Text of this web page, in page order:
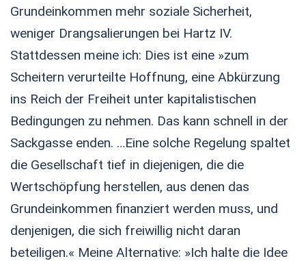
Grundeinkommen mehr soziale Sicherheit,
weniger Drangsalierungen bei Hartz IV.
Stattdessen meine ich: Dies ist eine »zum
Scheitern verurteilte Hoffnung, eine Abkürzung
ins Reich der Freiheit unter kapitalistischen
Bedingungen zu nehmen. Das kann schnell in der
Sackgasse enden. …Eine solche Regelung spaltet
die Gesellschaft tief in diejenigen, die die
Wertschöpfung herstellen, aus denen das
Grundeinkommen finanziert werden muss, und
denjenigen, die sich freiwillig nicht daran
beteiligen.« Meine Alternative: »Ich halte die Idee